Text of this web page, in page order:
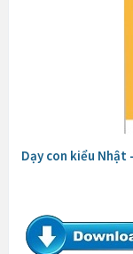
Dạy con kiểu